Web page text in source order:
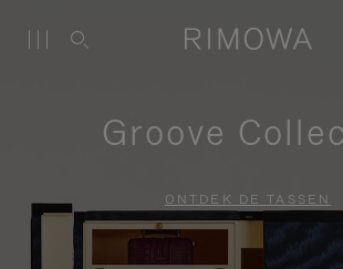
Groove
ONTDEK DE TASSEN